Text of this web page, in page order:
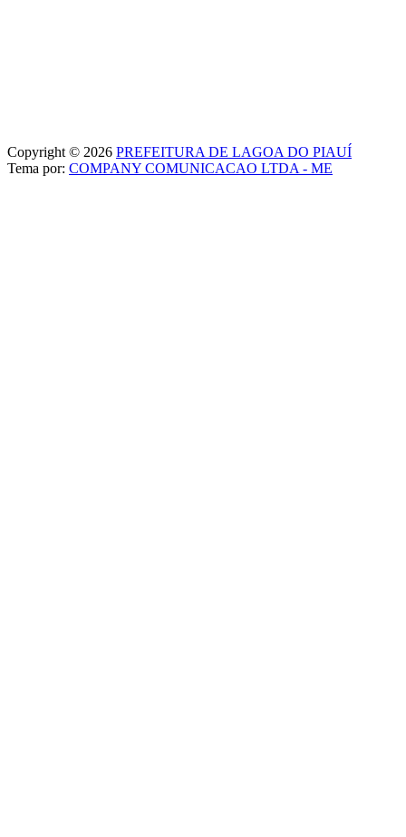
Copyright © 2026 PREFEITURA DE LAGOA DO PIAUÍ
Tema por: COMPANY COMUNICACAO LTDA - ME